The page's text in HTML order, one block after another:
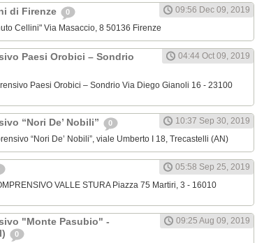
di Firenze 0
09:56 Dec 09, 2019
Cellini" Via Masaccio, 8 50136 Firenze
Paesi Orobici – Sondrio 04:44 Oct 09, 2019
Paesi Orobici – Sondrio Via Diego Gianoli 16 - 23100
“Nori De’ Nobili” 0
10:37 Sep 30, 2019
“Nori De’ Nobili”, viale Umberto I 18, Trecastelli (AN)
05:58 Sep 25, 2019
VALLE STURA Piazza 75 Martiri, 3 - 16010
"Monte Pasubio" -
0
09:25 Aug 09, 2019